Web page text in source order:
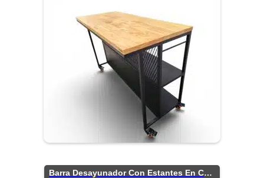
Barra Desayunador Con Estantes En Chapa